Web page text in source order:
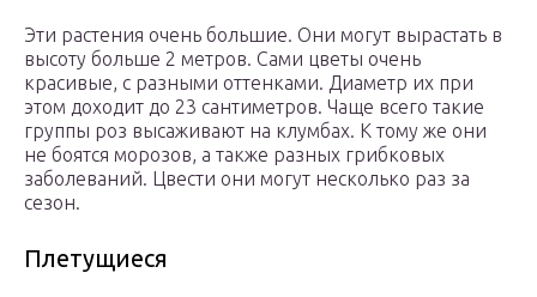
Эти растения очень большие. Они могут вырастать в
высоту больше 2 метров. Сами цветы очень
красивые, с разными оттенками. Диаметр их при
этом доходит до 23 сантиметров. Чаще всего такие
группы роз высаживают на клумбах. К тому же они
не боятся морозов, а также разных грибковых
заболеваний. Цвести они могут несколько раз за
сезон.
Плетущиеся